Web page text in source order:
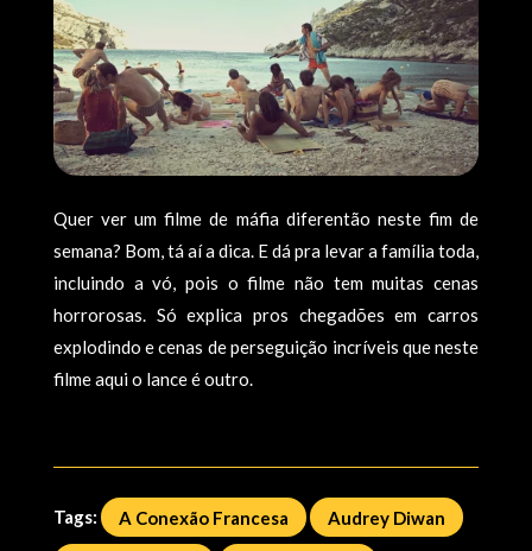
Quer ver um filme de máfia diferentão neste fim de
semana? Bom, tá aí a dica. E dá pra levar a família toda,
incluindo a vó, pois o filme não tem muitas cenas
horrorosas. Só explica pros chegadões em carros
explodindo e cenas de perseguição incríveis que neste
filme aqui o lance é outro.
Tags: A Conexão Francesa Audrey Diwan